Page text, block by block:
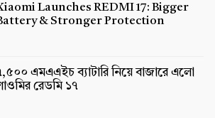
Launches REDMI 17: Bigger
& Stronger Protection
এমএএইচ ব্যাটারি নিয়ে বাজারে এলো
রেডমি ১৭